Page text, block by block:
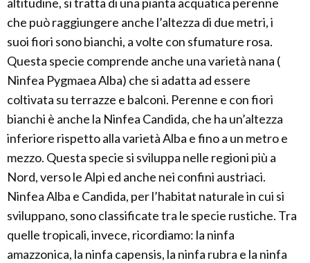
che può raggiungere anche l’altezza di due metri, i
suoi fiori sono bianchi, a volte con sfumature rosa.
Questa specie comprende anche una varietà nana (
Ninfea Pygmaea Alba) che si adatta ad essere
coltivata su terrazze e balconi. Perenne e con fiori
bianchi è anche la Ninfea Candida, che ha un’altezza
inferiore rispetto alla varietà Alba e fino a un metro e
mezzo. Questa specie si sviluppa nelle regioni più a
Nord, verso le Alpi ed anche nei confini austriaci.
Ninfea Alba e Candida, per l’habitat naturale in cui si
sviluppano, sono classificate tra le specie rustiche. Tra
quelle tropicali, invece, ricordiamo: la ninfa
amazzonica, la ninfa capensis, la ninfa rubra e la ninfa